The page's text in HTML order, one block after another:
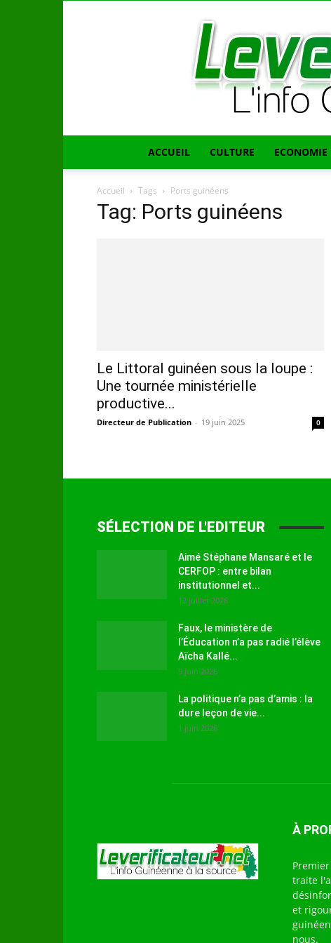
ACCUEIL CULTURE ECONOMIE
Accueil Tags Ports guinéens
Tag: Ports guinéens
Le Littoral guinéen sous la loupe :
Une tournée ministérielle
productive...
Directeur de Publication - 19 juin 2025 0
SÉLECTION DE L'EDITEUR
Aimé Stéphane Mansaré et le
CERFOP : entre bilan
institutionnel et...
12 juillet 2026
Faux, le ministère de
l’Éducation n’a pas radié l’élève
Aïcha Kallé...
9 juin 2026
La politique n’a pas d’amis : la
dure leçon de vie...
1 juin 2026
À
traite
et
nous.